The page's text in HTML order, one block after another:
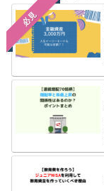
必見